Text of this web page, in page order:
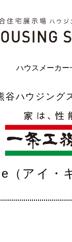
ハウスメーカー
谷ハウジング
（アイ・